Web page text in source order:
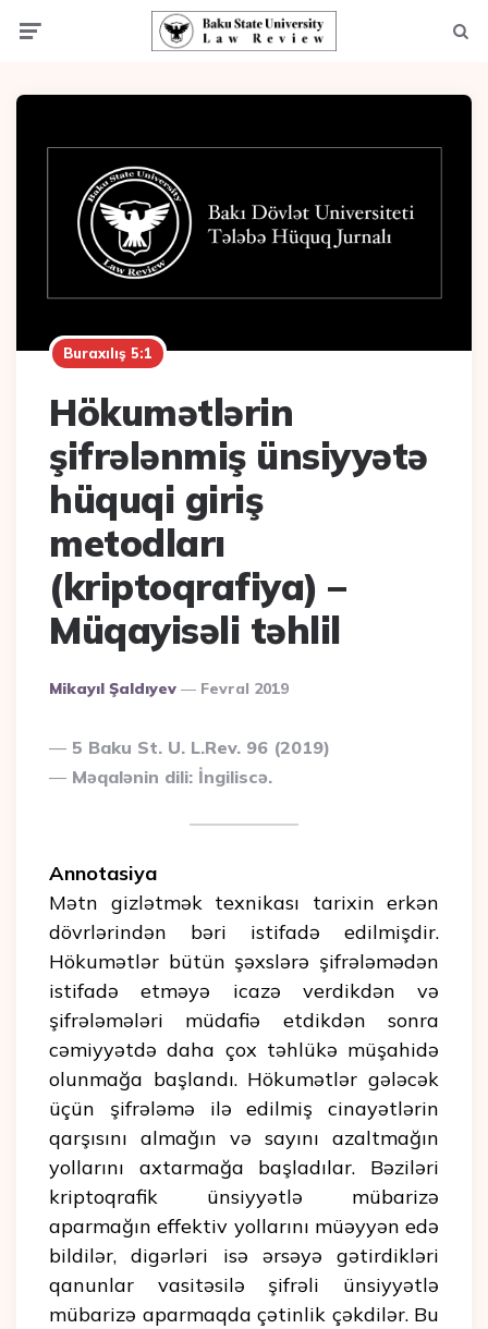
Buraxılış 5:1
Hökumətlərin
şifrələnmiş ünsiyyətə
hüquqi giriş
metodları
(kriptoqrafiya) –
Müqayisəli təhlil
Posted
Mikayıl Şaldıyev Fevral 2019
5 Baku St. U. L.Rev. 96 (2019)
Məqalənin dili: İngiliscə.
Annotasiya
Mətn gizlətmək texnikası tarixin erkən
dövrlərindən bəri istifadə edilmişdir.
Hökumətlər bütün şəxslərə şifrələmədən
istifadə etməyə icazə verdikdən və
şifrələmələri müdafiə etdikdən sonra
cəmiyyətdə daha çox təhlükə müşahidə
olunmağa başlandı. Hökumətlər gələcək
üçün şifrələmə ilə edilmiş cinayətlərin
qarşısını almağın və sayını azaltmağın
yollarını axtarmağa başladılar. Bəziləri
kriptoqrafik ünsiyyətlə mübarizə
aparmağın effektiv yollarını müəyyən edə
bildilər, digərləri isə ərsəyə gətirdikləri
qanunlar vasitəsilə şifrəli ünsiyyətlə
mübarizə aparmaqda çətinlik çəkdilər. Bu